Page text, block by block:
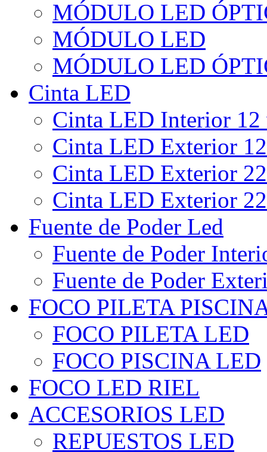
MÓDULO LED
MÓDULO LED
MÓDULO LED
Cinta LED
Cinta LED Interior
Cinta LED Exterior
Cinta LED Exterior
Cinta LED Exterior
Fuente de Poder Led
Fuente de Poder
Fuente de Poder
FOCO PILETA
FOCO PILETA LED
FOCO PISCINA LED
FOCO LED RIEL
ACCESORIOS LED
REPUESTOS LED